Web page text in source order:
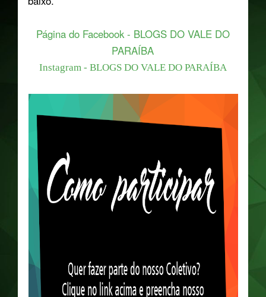
Página do Facebook - BLOGS DO VALE DO
PARAÍBA
Instagram - BLOGS DO VALE DO PARAÍBA